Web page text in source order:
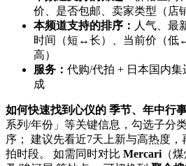
价、是否包邮、卖家类型（店
本频道支持的排序： 人气、最
时间（短↔长）、当前价（
高）
服务： 代购/代拍 + 日本国内
成
如何快速找到心仪的 季节、年中行
系列/年份」等关键信息，勾选子分
序； 建议先看近7天上新与高热度
拍时段。 如需同时对比 Mercari （